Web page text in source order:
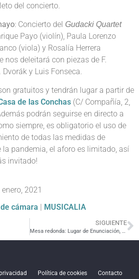
del concierto.
: Concierto del Gudacki Quartet
Payo (violín), Paula Lorenzo
(viola) y Rosalía Herrera
nos deleitará con piezas de F.
Dvorák y Luis Fonseca.
gratuitos y tendrán lugar a partir de
de las Conchas (C/ Compañía, 2,
podrán seguirse en directo a
siempre, es obligatorio el uso de
de todas las medidas de
la pandemia, el aforo es limitado, así
invitado!
enero, 2021
cámara | MUSICALIA
SIGUIENTE
Mesa redonda: Lugar de Enunciación, con Djamila Ribeiro
Política de cookies Contacto